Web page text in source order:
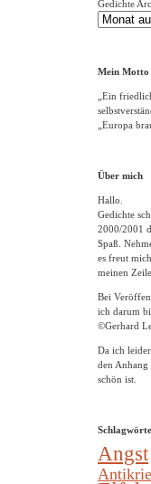
Gedichte
Mein Motto
„Ein
„Europa
Über mich
Hallo.
Gedichte
2000/2001
Spaß.
es freut
meinen
Bei
ich darum
©Gerhard
Da ich
den Anhang
schön ist.
Angst